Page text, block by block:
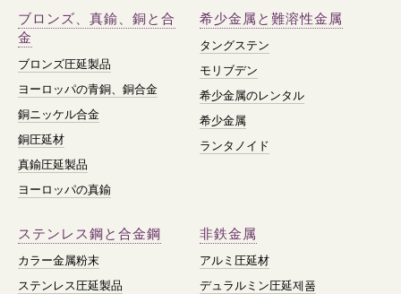
ブロンズ、真鍮、銅と合
金
ブロンズ圧延製品
ヨーロッパの青銅、銅合金
銅ニッケル合金
銅圧延材
真鍮圧延製品
ヨーロッパの真鍮
希少金属と難溶性金属
タングステン
モリブデン
希少金属のレンタル
希少金属
ランタノイド
ステンレス鋼と合金鋼
カラー金属粉末
ステンレス圧延製品
非鉄金属
アルミ圧延材
デュラルミン圧延제품